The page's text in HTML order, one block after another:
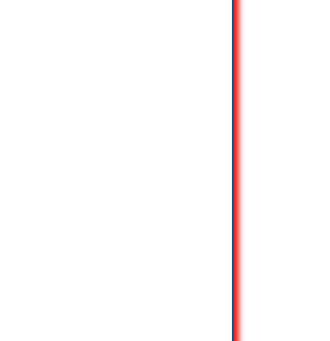
and very
you
Fahrzeuge sind